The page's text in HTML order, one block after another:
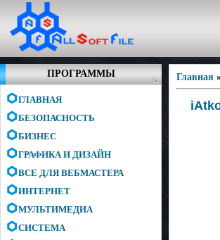
ПРОГРАММЫ
ГЛАВНАЯ
БЕЗОПАСНОСТЬ
БИЗНЕС
ГРАФИКА И ДИЗАЙН
ВСЕ ДЛЯ ВЕБМАСТЕРА
ИНТЕРНЕТ
МУЛЬТИМЕДИА
СИСТЕМА
Главная